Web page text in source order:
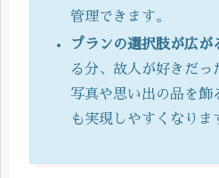
管理できます。
プランの選択肢が広が
る分、故人が好きだっ
写真や思い出の品を飾
も実現しやすくなりま